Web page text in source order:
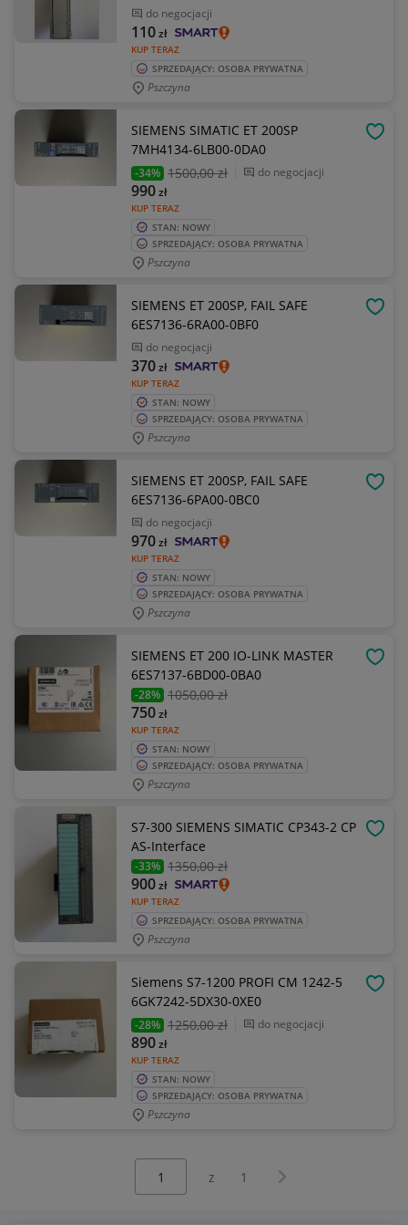
do negocjacji
KUP TERAZ
110zł
SPRZEDAJĄCY: OSOBA PRYWATNA
Pszczyna
SIEMENS SIMATIC ET 200SP
7MH4134-6LB00-0DA0
-34% 1500,00 zł do negocjacji
KUP TERAZ
990zł
STAN: NOWY
SPRZEDAJĄCY: OSOBA PRYWATNA
Pszczyna
SIEMENS ET 200SP, FAIL SAFE
6ES7136-6RA00-0BF0
do negocjacji
KUP TERAZ
370zł
STAN: NOWY
SPRZEDAJĄCY: OSOBA PRYWATNA
Pszczyna
SIEMENS ET 200SP, FAIL SAFE
6ES7136-6PA00-0BC0
do negocjacji
KUP TERAZ
970zł
STAN: NOWY
SPRZEDAJĄCY: OSOBA PRYWATNA
Pszczyna
SIEMENS ET 200 IO-LINK MASTER
6ES7137-6BD00-0BA0
-28% 1050,00 zł
KUP TERAZ
750zł
STAN: NOWY
SPRZEDAJĄCY: OSOBA PRYWATNA
Pszczyna
S7-300 SIEMENS SIMATIC CP343-2 CP
AS-Interface
-33% 1350,00 zł
KUP TERAZ
900zł
SPRZEDAJĄCY: OSOBA PRYWATNA
Pszczyna
Siemens S7-1200 PROFI CM 1242-5
6GK7242-5DX30-0XE0
-28% 1250,00 zł do negocjacji
KUP TERAZ
890zł
STAN: NOWY
SPRZEDAJĄCY: OSOBA PRYWATNA
Pszczyna
z 1 Następna strona